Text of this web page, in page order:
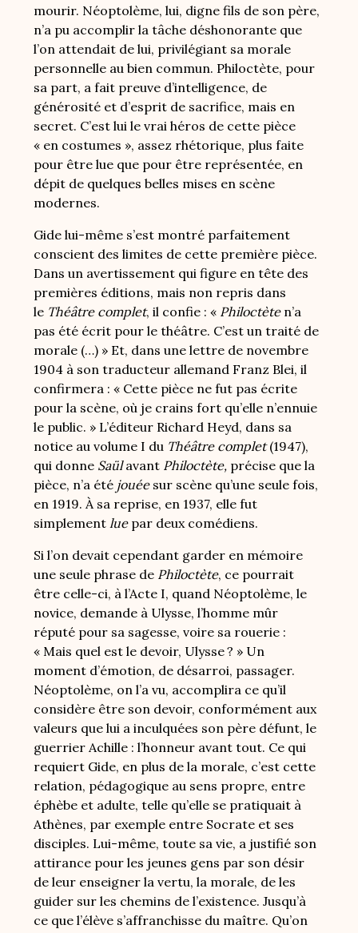
mourir. Néoptolème, lui, digne fils de son père,
n’a pu accomplir la tâche déshonorante que
l’on attendait de lui, privilégiant sa morale
personnelle au bien commun. Philoctète, pour
sa part, a fait preuve d’intelligence, de
générosité et d’esprit de sacrifice, mais en
secret. C’est lui le vrai héros de cette pièce
« en costumes », assez rhétorique, plus faite
pour être lue que pour être représentée, en
dépit de quelques belles mises en scène
modernes.
Gide lui-même s’est montré parfaitement
conscient des limites de cette première pièce.
Dans un avertissement qui figure en tête des
premières éditions, mais non repris dans
le Théâtre complet, il confie : « Philoctèten’a
pas été écrit pour le théâtre. C’est un traité de
morale (…) » Et, dans une lettre de novembre
1904 à son traducteur allemand Franz Blei, il
confirmera : « Cette pièce ne fut pas écrite
pour la scène, où je crains fort qu’elle n’ennuie
le public. » L’éditeur Richard Heyd, dans sa
notice au volume I du Théâtre complet(1947),
qui donne Saülavant Philoctète, précise que la
pièce, n’a été jouéesur scène qu’une seule fois,
en 1919. À sa reprise, en 1937, elle fut
simplement luepar deux comédiens.
Si l’on devait cependant garder en mémoire
une seule phrase de Philoctète, ce pourrait
être celle-ci, à l’Acte I, quand Néoptolème, le
novice, demande à Ulysse, l’homme mûr
réputé pour sa sagesse, voire sa rouerie :
« Mais quel est le devoir, Ulysse ? » Un
moment d’émotion, de désarroi, passager.
Néoptolème, on l’a vu, accomplira ce qu’il
considère être son devoir, conformément aux
valeurs que lui a inculquées son père défunt, le
guerrier Achille : l’honneur avant tout. Ce qui
requiert Gide, en plus de la morale, c’est cette
relation, pédagogique au sens propre, entre
éphèbe et adulte, telle qu’elle se pratiquait à
Athènes, par exemple entre Socrate et ses
disciples. Lui-même, toute sa vie, a justifié son
attirance pour les jeunes gens par son désir
de leur enseigner la vertu, la morale, de les
guider sur les chemins de l’existence. Jusqu’à
ce que l’élève s’affranchisse du maître. Qu’on